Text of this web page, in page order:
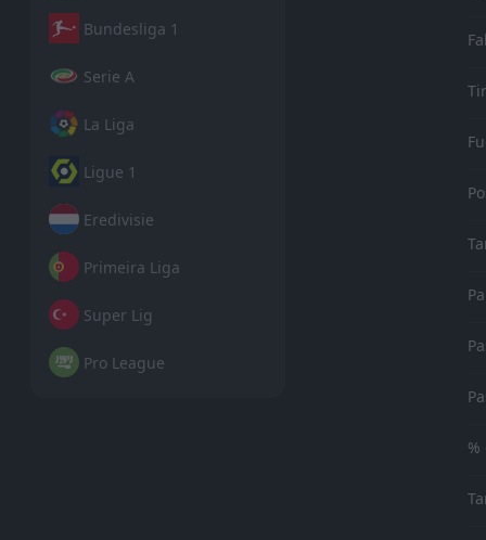
Bundesliga 1
Serie A
La Liga
Ligue 1
Eredivisie
Primeira Liga
Super Lig
Pro League